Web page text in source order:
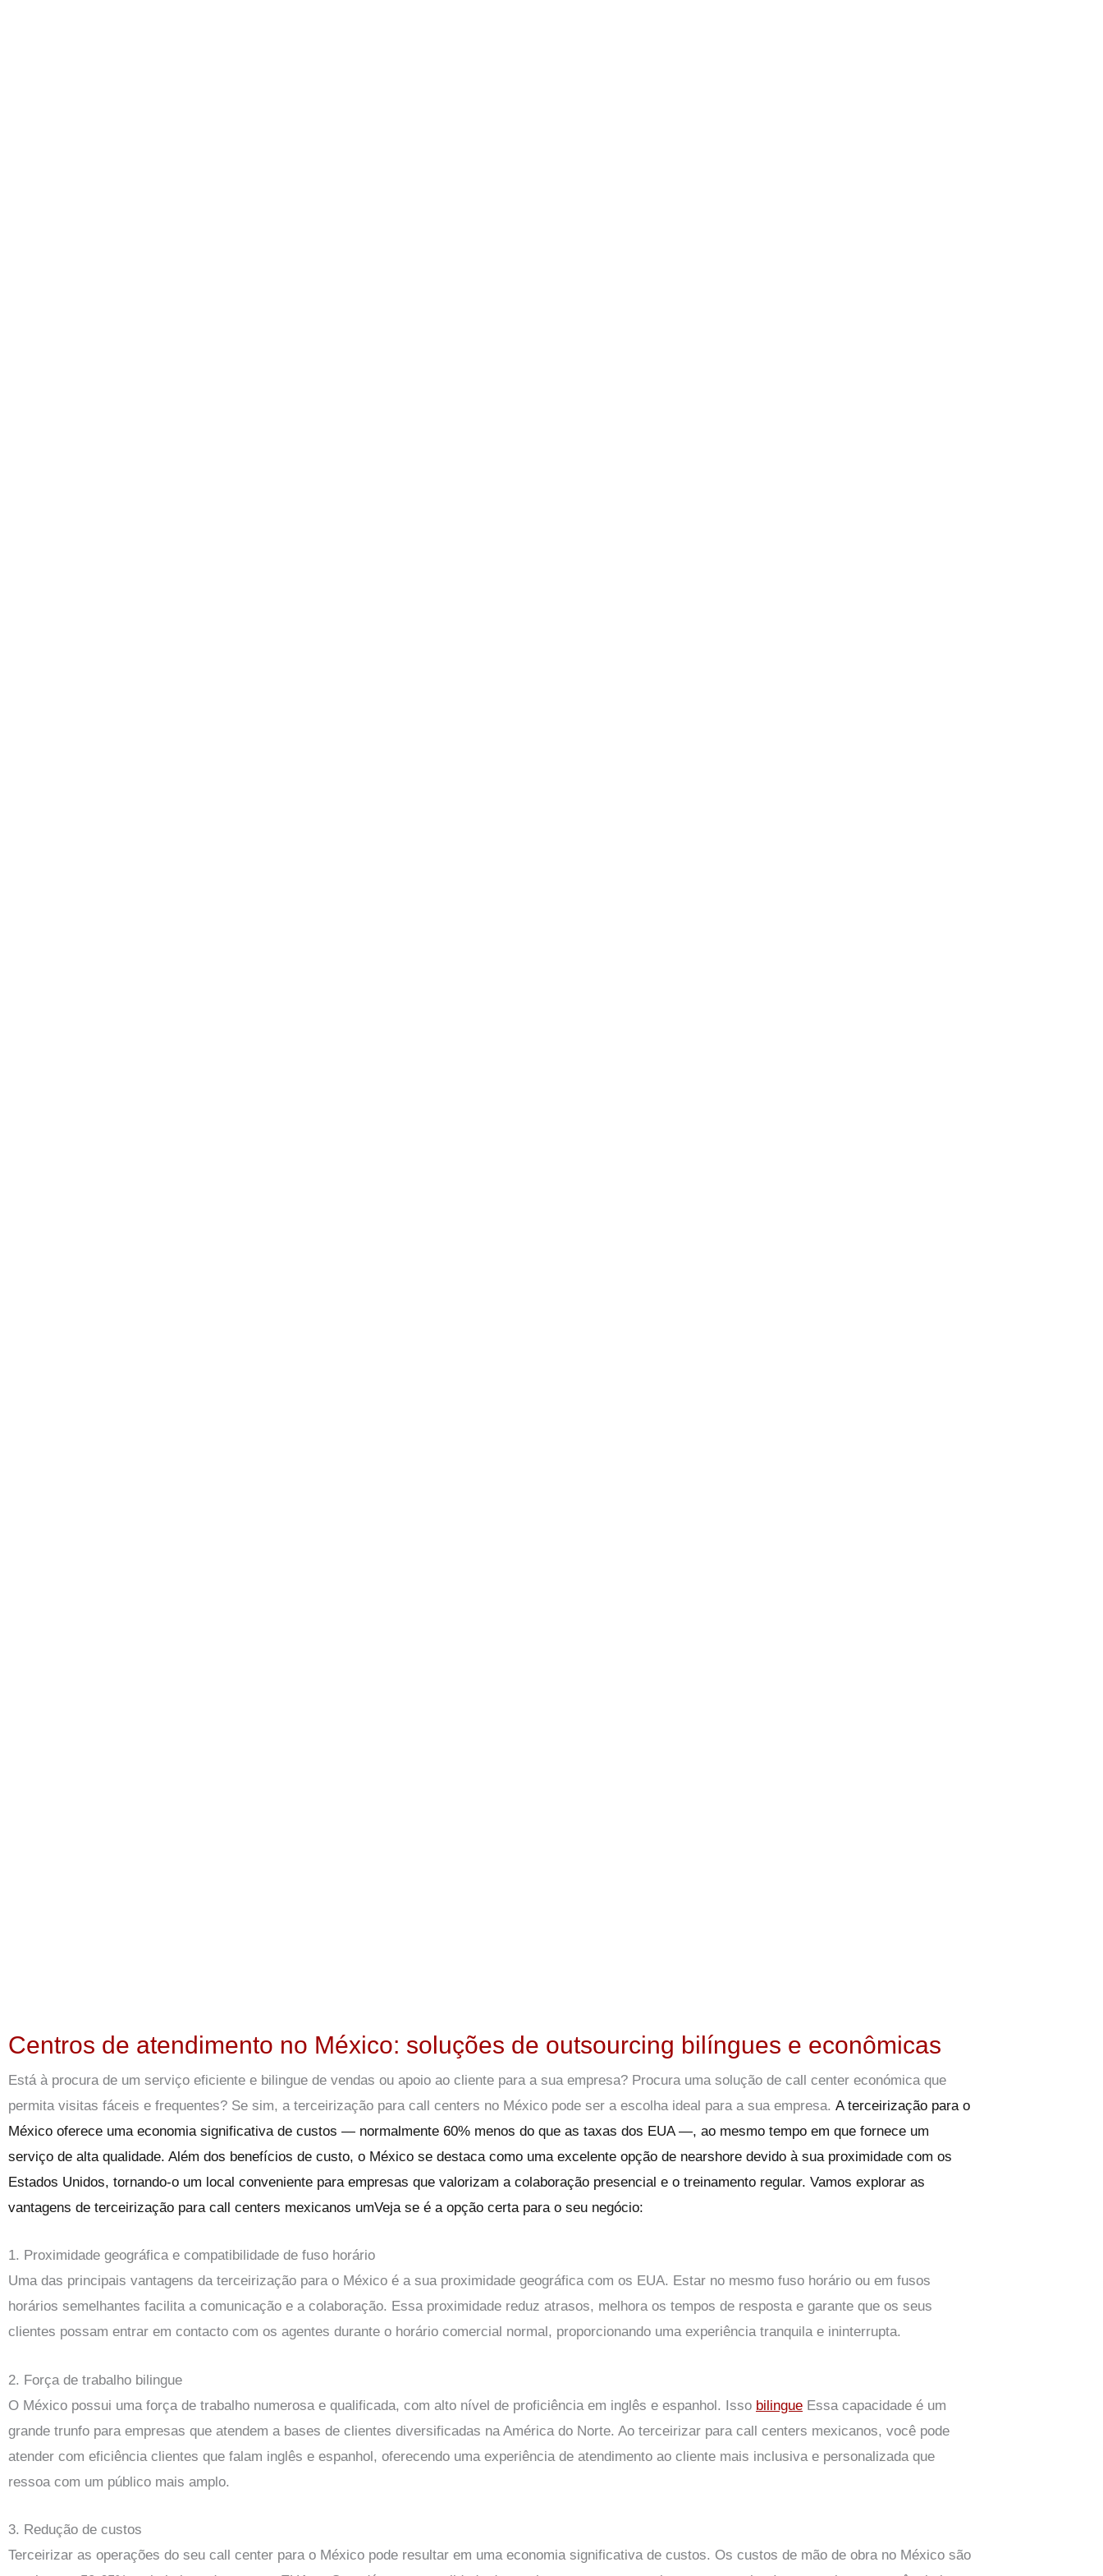
Centros de atendimento no México: soluções de outsourcing bilíngues e econômicas
Está à procura de um serviço eficiente e bilingue de vendas ou apoio ao cliente para a sua empresa? Procura uma solução de call center económica que
permita visitas fáceis e frequentes? Se sim, a terceirização para call centers no México pode ser a escolha ideal para a sua empresa. A terceirização para o
México oferece uma economia significativa de custos — normalmente 60% menos do que as taxas dos EUA —, ao mesmo tempo em que fornece um
serviço de alta qualidade. Além dos benefícios de custo, o México se destaca como uma excelente opção de nearshore devido à sua proximidade com os
Estados Unidos, tornando-o um local conveniente para empresas que valorizam a colaboração presencial e o treinamento regular. Vamos explorar as
vantagens de terceirização para call centers mexicanos umVeja se é a opção certa para o seu negócio:
1. Proximidade geográfica e compatibilidade de fuso horário
Uma das principais vantagens da terceirização para o México é a sua proximidade geográfica com os EUA. Estar no mesmo fuso horário ou em fusos
horários semelhantes facilita a comunicação e a colaboração. Essa proximidade reduz atrasos, melhora os tempos de resposta e garante que os seus
clientes possam entrar em contacto com os agentes durante o horário comercial normal, proporcionando uma experiência tranquila e ininterrupta.
2. Força de trabalho bilingue
O México possui uma força de trabalho numerosa e qualificada, com alto nível de proficiência em inglês e espanhol. Isso bilingue Essa capacidade é um
grande trunfo para empresas que atendem a bases de clientes diversificadas na América do Norte. Ao terceirizar para call centers mexicanos, você pode
atender com eficiência clientes que falam inglês e espanhol, oferecendo uma experiência de atendimento ao cliente mais inclusiva e personalizada que
ressoa com um público mais amplo.
3. Redução de custos
Terceirizar as operações do seu call center para o México pode resultar em uma economia significativa de custos. Os custos de mão de obra no México são